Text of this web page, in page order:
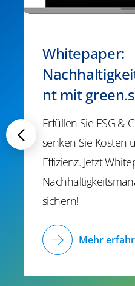
Whitepaper:
nt mit
Erfüllen Sie ESG &
senken Sie Kosten
Effizienz. Jetzt
sichern!
Mehr